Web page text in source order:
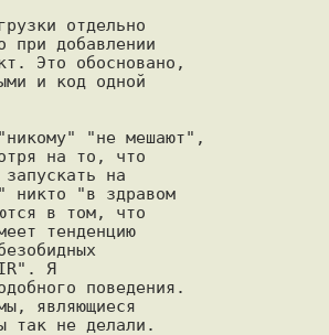
отдельно
при добавлении
Это обосновано,
и код одной
"не мешают",
на то, что
на
никто "в здравом
в том, что
тенденцию
Я
поведения.
являющиеся
так не делали.